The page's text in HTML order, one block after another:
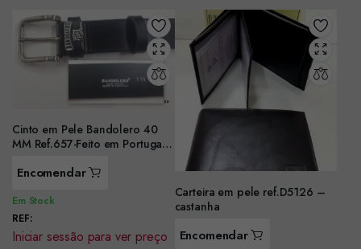
Cinto em Pele Bandolero 40
MM Ref.657-Feito em Portugal
Encomendar
Em Stock
REF:
Iniciar sessão para ver preço
Carteira em pele ref.D5126 –
castanha
Encomendar